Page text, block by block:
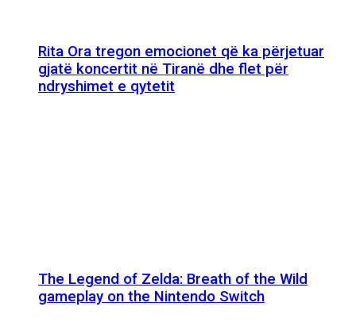
Rita Ora tregon emocionet që ka përjetuar
gjatë koncertit në Tiranë dhe flet për
ndryshimet e qytetit
The Legend of Zelda: Breath of the Wild
gameplay on the Nintendo Switch